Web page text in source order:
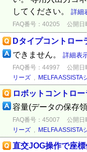
してください。 詳細
FAQ番号：40205 公開日
Dタイプコントロー
できません。 詳細表
FAQ番号：44997
公開日
リーズ , MELFA ASSISTA
ロボットコントロ
容量(データの保存
FAQ番号：45007
公開日
リーズ , MELFA ASSISTA
直交JOG操作で座